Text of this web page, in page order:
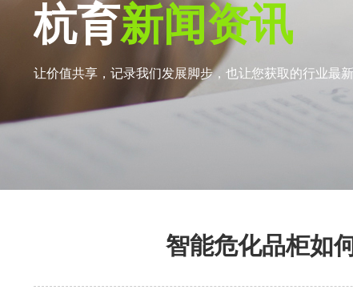
杭育新闻资讯
让价值共享，记录我们发展脚步，也让您获取的行业最
智能危化品柜如